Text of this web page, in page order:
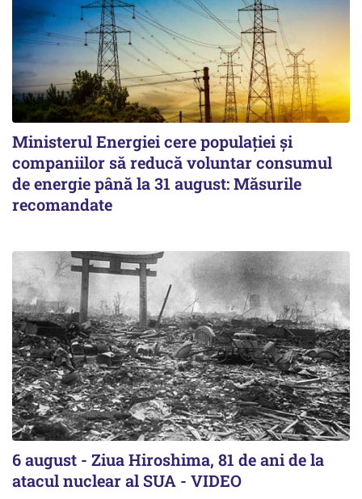
Ministerul Energiei cere populației și
companiilor să reducă voluntar consumul
de energie până la 31 august: Măsurile
recomandate
6 august - Ziua Hiroshima, 81 de ani de la
atacul nuclear al SUA - VIDEO